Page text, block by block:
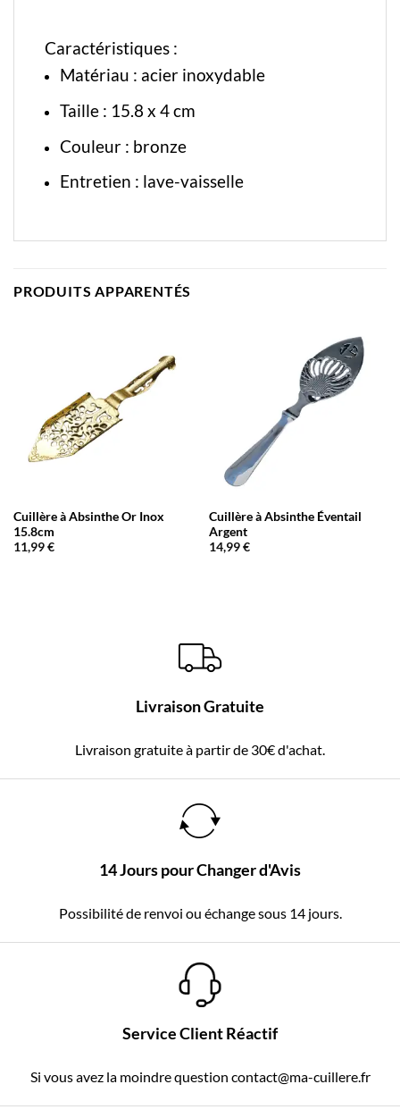
Caractéristiques :
Matériau : acier inoxydable
Taille : 15.8 x 4 cm
Couleur : bronze
Entretien : lave-vaisselle
PRODUITS APPARENTÉS
Cuillère à Absinthe Or Inox
15.8cm
11,99€
Cuillère à Absinthe Éventail
Argent
14,99€
Livraison Gratuite
Livraison gratuite à partir de 30€ d'achat.
14 Jours pour Changer d'Avis
Possibilité de renvoi ou échange sous 14 jours.
Service Client Réactif
Si vous avez la moindre question contact@ma-cuillere.fr